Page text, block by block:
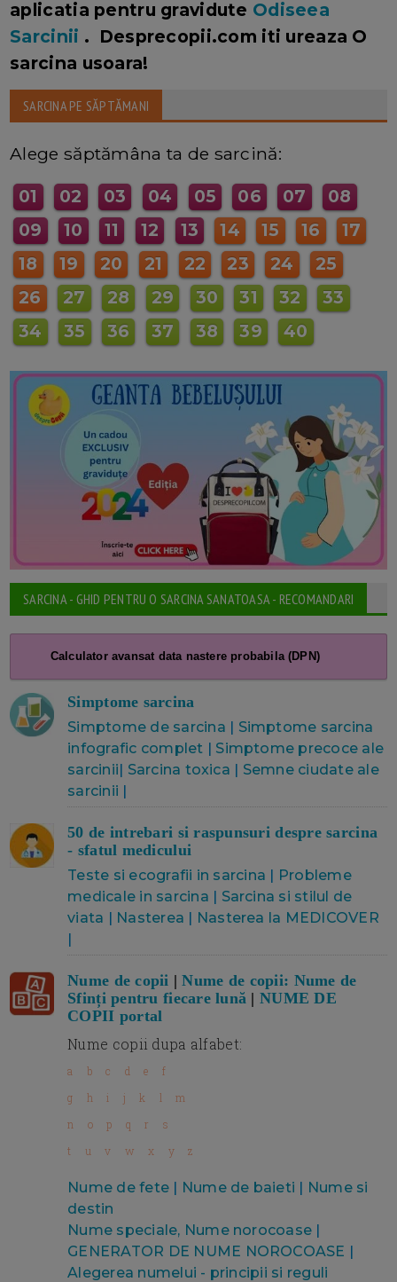
aplicatia pentru gravidute Odiseea
Sarcinii . Desprecopii.com iti ureaza O
sarcina usoara!
SARCINA PE SĂPTĂMANI
Alege săptămâna ta de sarcină:
01
02 03 04 05 06 07
08
09
10 11 12 13 14 15 16
17
18
19 20 21 22 23 24
25
26
27 28 29 30 31 32
33
34
35 36 37 38 39 40
SARCINA - GHID PENTRU O SARCINA SANATOASA - RECOMANDARI
Calculator avansat data nastere probabila (DPN)
Simptome sarcina
Simptome de sarcina | Simptome sarcina
infografic complet | Simptome precoce ale
sarcinii| Sarcina toxica | Semne ciudate ale
sarcinii |
50 de intrebari si raspunsuri despre sarcina
- sfatul medicului
Teste si ecografii in sarcina | Probleme
medicale in sarcina | Sarcina si stilul de
viata | Nasterea | Nasterea la MEDICOVER
|
Nume de copii |Nume de copii: Nume de
Sfinți pentru fiecare lună | NUME DE
COPII portal
Nume copii dupa alfabet:
a b c d e
f
g
h i j k l
m
n
o p q r
s
t
u v w x y z
Nume de fete | Nume de baieti | Nume si
destin
Nume speciale, Nume norocoase |
GENERATOR DE NUME NOROCOASE |
Alegerea numelui - principii si reguli